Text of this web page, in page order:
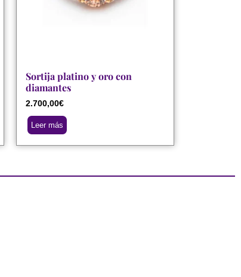
Sortija platino y oro con
diamantes
2.700,00€
Leer más